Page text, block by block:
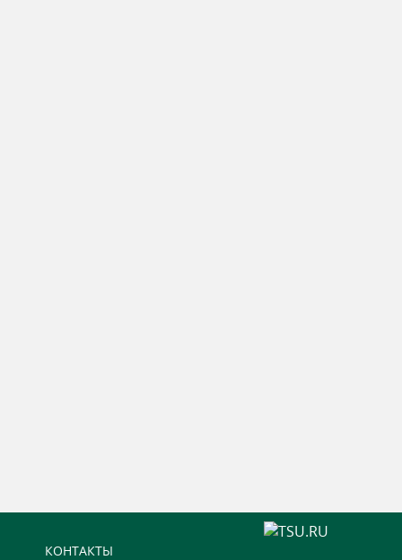
КОНТАКТЫ